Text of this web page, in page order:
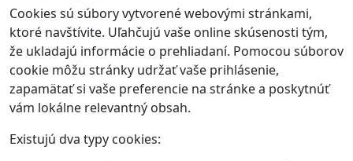
Cookies sú súbory vytvorené webovými stránkami,
ktoré navštívite. Uľahčujú vaše online skúsenosti tým,
že ukladajú informácie o prehliadaní. Pomocou súborov
cookie môžu stránky udržať vaše prihlásenie,
zapamätať si vaše preferencie na stránke a poskytnúť
vám lokálne relevantný obsah.
Existujú dva typy cookies: